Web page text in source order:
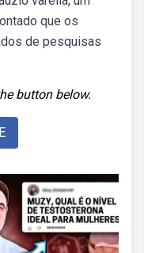
que os
de pesquisas
button below.